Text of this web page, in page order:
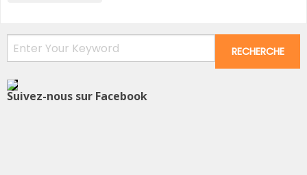
Suivez-nous sur Facebook